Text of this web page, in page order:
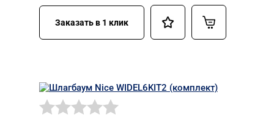
Заказать в 1 клик